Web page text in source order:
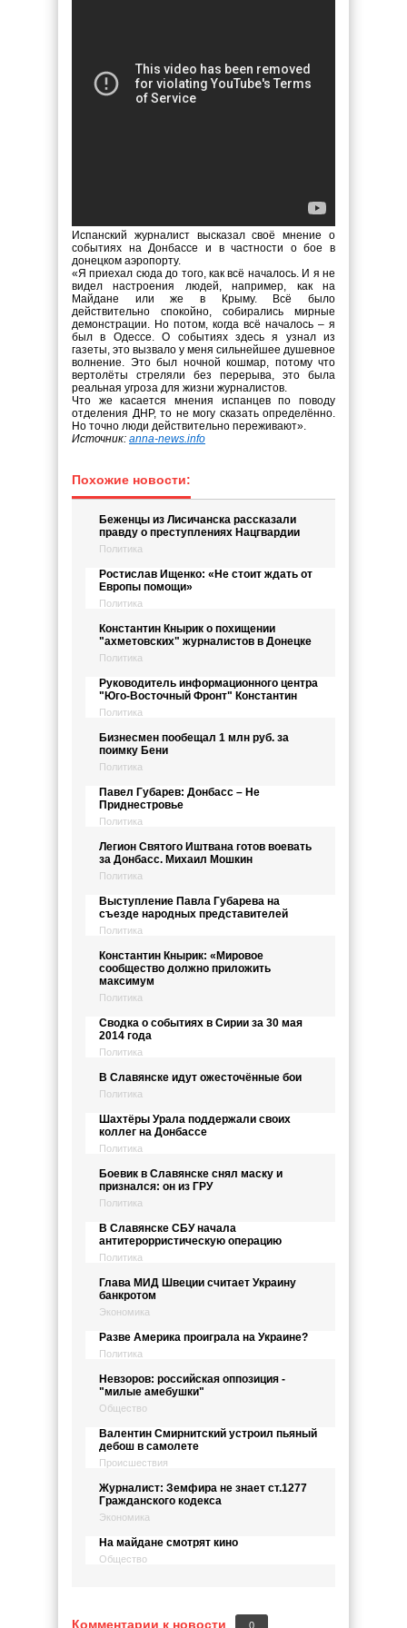
Испанский журналист высказал своё мнение о
событиях на Донбассе и в частности о бое в
донецком аэропорту.
«Я приехал сюда до того, как всё началось. И я не
видел настроения людей, например, как на
Майдане или же в Крыму. Всё было
действительно спокойно, собирались мирные
демонстрации. Но потом, когда всё началось – я
был в Одессе. О событиях здесь я узнал из
газеты, это вызвало у меня сильнейшее душевное
волнение. Это был ночной кошмар, потому что
вертолёты стреляли без перерыва, это была
реальная угроза для жизни журналистов.
Что же касается мнения испанцев по поводу
отделения ДНР, то не могу сказать определённо.
Но точно люди действительно переживают».
Источник: anna-news.info
Похожие новости:
Беженцы из Лисичанска рассказали
правду о преступлениях Нацгвардии
Политика
Ростислав Ищенко: «Не стоит ждать от
Европы помощи»
Политика
Константин Кнырик о похищении
"ахметовских" журналистов в Донецке
Политика
Руководитель информационного центра
"Юго-Восточный Фронт" Константин
Политика
Бизнесмен пообещал 1 млн руб. за
поимку Бени
Политика
Павел Губарев: Донбасс – Не
Приднестровье
Политика
Легион Святого Иштвана готов воевать
за Донбасс. Михаил Мошкин
Политика
Выступление Павла Губарева на
съезде народных представителей
Политика
Константин Кнырик: «Мировое
сообщество должно приложить
максимум
Политика
Сводка о событиях в Сирии за 30 мая
2014 года
Политика
В Славянске идут ожесточённые бои
Политика
Шахтёры Урала поддержали своих
коллег на Донбассе
Политика
Боевик в Славянске снял маску и
признался: он из ГРУ
Политика
В Славянске СБУ начала
антитерорристическую операцию
Политика
Глава МИД Швеции считает Украину
банкротом
Экономика
Разве Америка проиграла на Украине?
Политика
Невзоров: российская оппозиция -
"милые амебушки"
Общество
Валентин Смирнитский устроил пьяный
дебош в самолете
Происшествия
Журналист: Земфира не знает ст.1277
Гражданского кодекса
Экономика
На майдане смотрят кино
Общество
Комментарии к новости 0